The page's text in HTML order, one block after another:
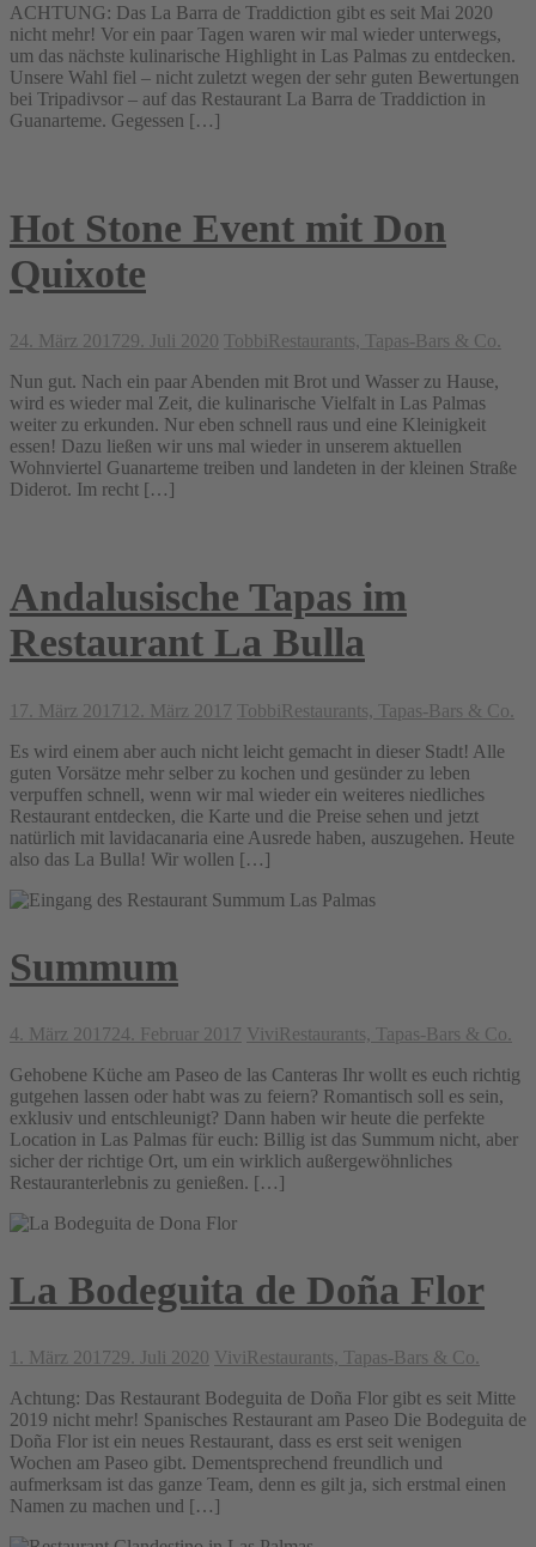
ACHTUNG: Das La Barra de Traddiction gibt es seit Mai 2020
nicht mehr! Vor ein paar Tagen waren wir mal wieder unterwegs,
um das nächste kulinarische Highlight in Las Palmas zu entdecken.
Unsere Wahl fiel – nicht zuletzt wegen der sehr guten Bewertungen
bei Tripadivsor – auf das Restaurant La Barra de Traddiction in
Guanarteme. Gegessen […]
Hot Stone Event mit Don
Quixote
24. März 201729. Juli 2020 TobbiRestaurants, Tapas-Bars & Co.
Nun gut. Nach ein paar Abenden mit Brot und Wasser zu Hause,
wird es wieder mal Zeit, die kulinarische Vielfalt in Las Palmas
weiter zu erkunden. Nur eben schnell raus und eine Kleinigkeit
essen! Dazu ließen wir uns mal wieder in unserem aktuellen
Wohnviertel Guanarteme treiben und landeten in der kleinen Straße
Diderot. Im recht […]
Andalusische Tapas im
Restaurant La Bulla
17. März 2017 12. März 2017 TobbiRestaurants, Tapas-Bars & Co.
Es wird einem aber auch nicht leicht gemacht in dieser Stadt! Alle
guten Vorsätze mehr selber zu kochen und gesünder zu leben
verpuffen schnell, wenn wir mal wieder ein weiteres niedliches
Restaurant entdecken, die Karte und die Preise sehen und jetzt
natürlich mit lavidacanaria eine Ausrede haben, auszugehen. Heute
also das La Bulla! Wir wollen […]
Summum
4. März 201724. Februar 2017 ViviRestaurants, Tapas-Bars & Co.
Gehobene Küche am Paseo de las Canteras Ihr wollt es euch richtig
gutgehen lassen oder habt was zu feiern? Romantisch soll es sein,
exklusiv und entschleunigt? Dann haben wir heute die perfekte
Location in Las Palmas für euch: Billig ist das Summum nicht, aber
sicher der richtige Ort, um ein wirklich außergewöhnliches
Restauranterlebnis zu genießen. […]
La Bodeguita de Doña Flor
1. März 201729. Juli 2020 Vivi Restaurants, Tapas-Bars & Co.
Achtung: Das Restaurant Bodeguita de Doña Flor gibt es seit Mitte
2019 nicht mehr! Spanisches Restaurant am Paseo Die Bodeguita de
Doña Flor ist ein neues Restaurant, dass es erst seit wenigen
Wochen am Paseo gibt. Dementsprechend freundlich und
aufmerksam ist das ganze Team, denn es gilt ja, sich erstmal einen
Namen zu machen und […]